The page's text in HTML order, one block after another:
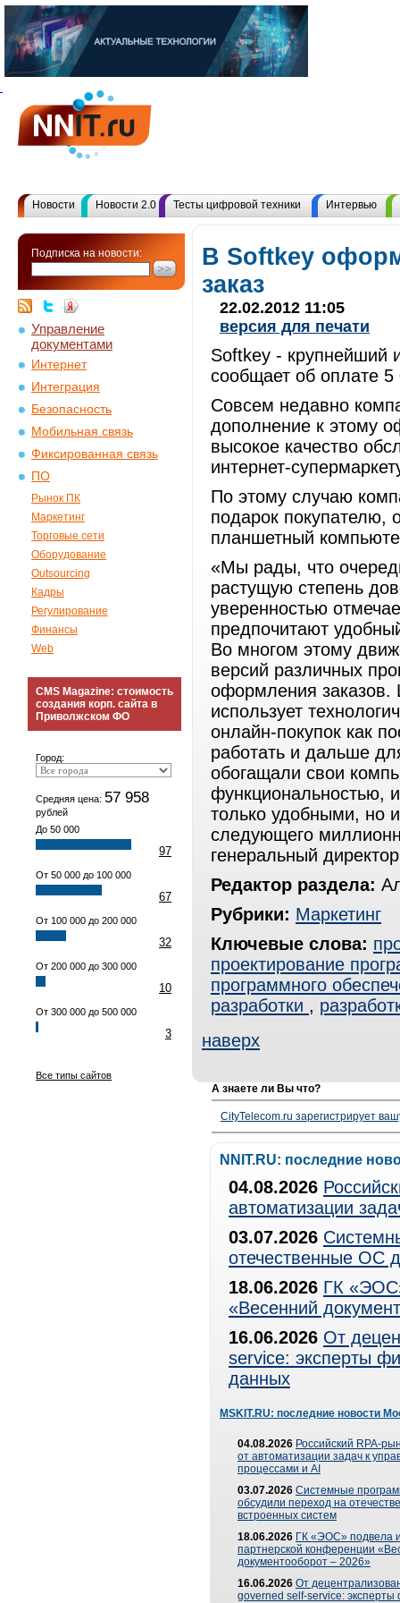
Новости Новости 2.0 Тесты цифровой техники Интервью
Подписка на новости:
Управление
документами
Интернет
Интеграция
Безопасность
Мобильная связь
Фиксированная связь
ПО
Рынок ПК
Маркетинг
Торговые сети
Оборудование
Outsourcing
Кадры
Регулирование
Финансы
Web
CMS Magazine: стоимость
создания корп. сайта в
Приволжском ФО
Город:
Средняя цена: 57 958
рублей
До 50 000
97
От 50 000 до 100 000
67
От 100 000 до 200 000
32
От 200 000 до 300 000
10
От 300 000 до 500 000
3
Все типы сайтов
В Softkey
заказ
22.02.2012 11:05
версия для печати
Softkey - крупнейший
сообщает об оплате
Совсем недавно
дополнение к этому
высокое качество
интернет-
По этому случаю
подарок покупателю,
планшетный
«Мы рады, что
растущую степень
уверенностью
предпочитают
Во многом этому
версий различных
оформления заказов.
использует
онлайн-покупок как
работать и дальше
обогащали свои
функциональностью,
только удобными, но
следующего
генеральный
Редактор раздела:
Рубрики: Маркетинг
Ключевые слова:
проектирование
программного
разработки ,
наверх
А знаете ли Вы что?
CityTelecom.ru зарегистрирует
NNIT.RU: последние
04.08.2026
автоматизации
03.07.2026
отечественные ОС
18.06.2026 ГК
«Весенний
16.06.2026 От
service: эксперты
данных
MSKIT.RU: последние новости
04.08.2026 Российский RPA-
от автоматизации задач к
процессами и AI
03.07.2026 Системные
обсудили переход на
встроенных систем
18.06.2026 ГК «ЭОС» подвела
партнерской конференции
документооборот – 2026»
16.06.2026 От
governed self-service: эксперты